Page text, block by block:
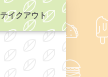
テイクアウト